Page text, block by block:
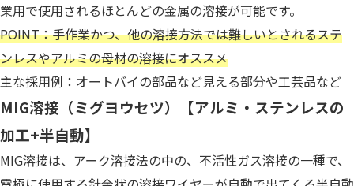
業用で使用されるほとんどの金属の溶接が可能です。
POINT：手作業かつ、他の溶接方法では難しいとされるステ
ンレスやアルミの母材の溶接にオススメ
主な採用例：オートバイの部品など見える部分や工芸品など
MIG溶接（ミグヨウセツ）【アルミ・ステンレスの
加工+半自動】
MIG溶接は、アーク溶接法の中の、不活性ガス溶接の一種で、